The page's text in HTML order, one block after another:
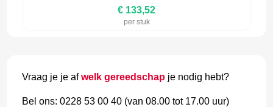
€ 133,52
per stuk
Vraag je je afwelk gereedschap je nodig hebt?
Bel ons: 0228 53 00 40 (van 08.00 tot 17.00 uur)